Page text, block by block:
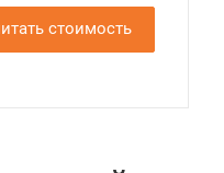
стоимость